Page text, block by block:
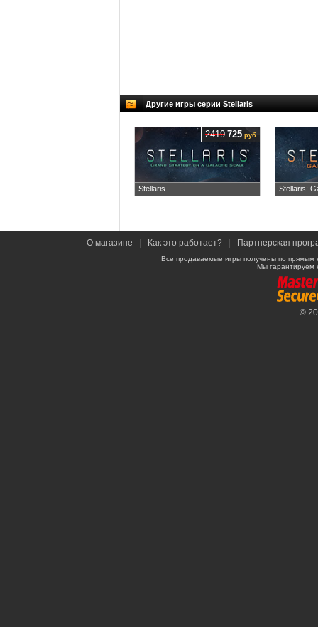
Другие игры серии Stellaris
Stellaris
2419 725 руб
Stellaris:
О магазине Как это работает? Партнерская
Все продаваемые игры получены по
Мы гарантируем
©